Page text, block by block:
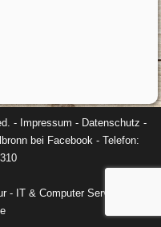
- Impressum - Datenschutz -
bei Facebook- Telefon:
- IT & Computer Service by